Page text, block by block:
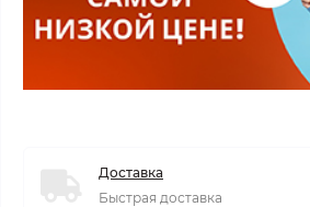
Доставка
Быстрая доставка